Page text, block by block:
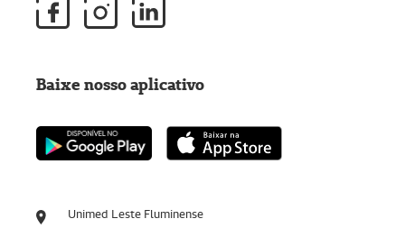
Unimed Leste Fluminense
Baixe nosso aplicativo